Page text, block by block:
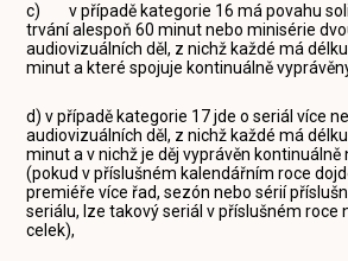
c) v případě kategorie 16 má povahu
trvání alespoň 60 minut nebo minisérie
audiovizuálních děl, z nichž každé má
minut a které spojuje kontinuálně
d) v případě kategorie 17 jde o seriál více
audiovizuálních děl, z nichž každé má
minut a v nichž je děj vyprávěn kontinuálně
(pokud v příslušném kalendářním roce
premiéře více řad, sezón nebo sérií
seriálu, lze takový seriál v příslušném roce
celek),